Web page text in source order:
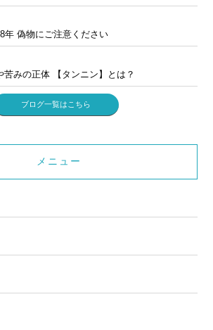
年 偽物にご注意ください
苦みの正体 【タンニン】とは？
ブログ一覧はこちら
メニュー